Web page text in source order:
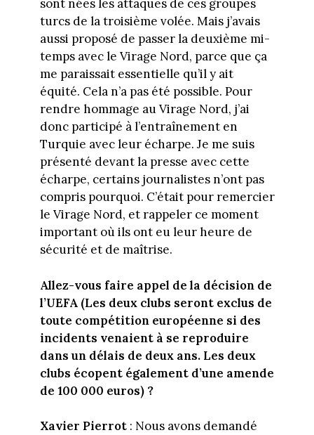
sont nées les attaques de ces groupes
turcs de la troisième volée. Mais j’avais
aussi proposé de passer la deuxième mi-
temps avec le Virage Nord, parce que ça
me paraissait essentielle qu’il y ait
équité. Cela n’a pas été possible. Pour
rendre hommage au Virage Nord, j’ai
donc participé à l’entraînement en
Turquie avec leur écharpe. Je me suis
présenté devant la presse avec cette
écharpe, certains journalistes n’ont pas
compris pourquoi. C’était pour remercier
le Virage Nord, et rappeler ce moment
important où ils ont eu leur heure de
sécurité et de maîtrise.
Allez-vous faire appel de la décision de
l’UEFA (Les deux clubs seront exclus de
toute compétition européenne si des
incidents venaient à se reproduire
dans un délais de deux ans. Les deux
clubs écopent également d’une amende
de 100 000 euros) ?
Xavier Pierrot: Nous avons demandé